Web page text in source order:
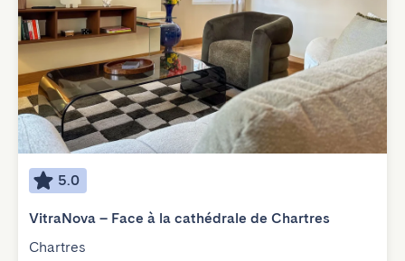
5.0
VitraNova – Face à la cathédrale de Chartres
Chartres